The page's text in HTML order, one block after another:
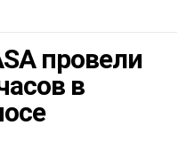
провели
в